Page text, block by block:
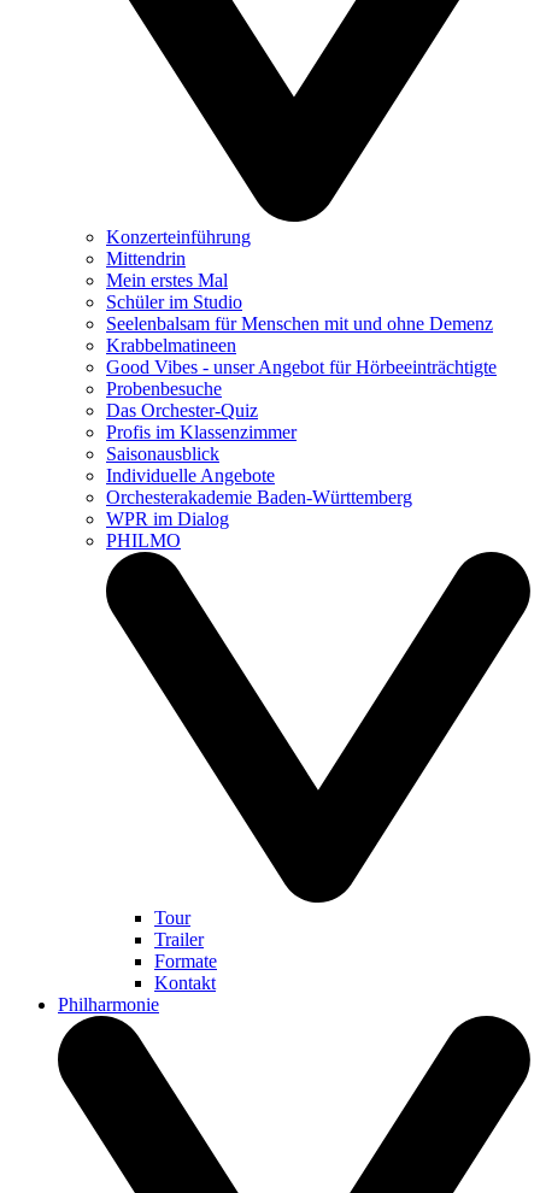
Konzerteinführung
Mittendrin
Mein erstes Mal
Schüler im Studio
Seelenbalsam für Menschen mit und ohne Demenz
Krabbelmatineen
Good Vibes - unser Angebot für Hörbeeinträchtigte
Probenbesuche
Das Orchester-Quiz
Profis im Klassenzimmer
Saisonausblick
Individuelle Angebote
Orchesterakademie Baden-Württemberg
WPR im Dialog
PHILMO
Tour
Trailer
Formate
Kontakt
Philharmonie